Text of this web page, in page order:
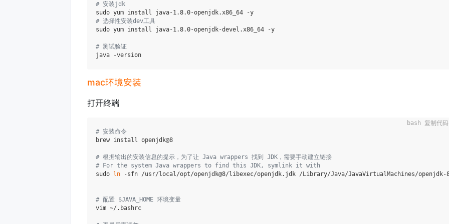
# 安装jdk
# 选择性安装dev工具
sudo yum install java-1.8.0-openjdk-devel.x86_64 -y
# 测试验证
mac环境安装
打开终端
# 安装命令
brew install openjdk@8
# 根据输出的安装信息的提示，为了让 Java wrappers 找到 JDK，需要手动建立链接
# For the system Java wrappers to find this JDK, symlink it with
sudo
ln -sfn /usr/local/opt/openjdk@8/libexec/openjdk.jdk /Library/Java/JavaVirtualMachines/openjdk-
# 配置 $JAVA_HOME 环境变量
vim ~/.bashrc
复制代码